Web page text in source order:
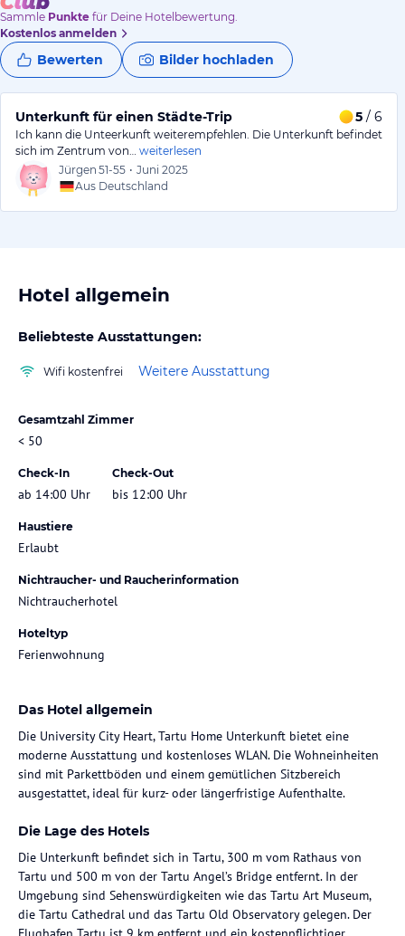
Sammle Punkte für Deine Hotelbewertung.
Kostenlos anmelden
Bewerten Bilder hochladen
Unterkunft für einen Städte-Trip 5 / 6
Ich kann die Unteerkunft weiterempfehlen. Die Unterkunft befindet
sich im Zentrum von…
weiterlesen
Jürgen 51-55 • Juni 2025
Aus Deutschland
Hotel allgemein
Beliebteste Ausstattungen:
Wifi kostenfrei Weitere Ausstattung
Gesamtzahl Zimmer
< 50
Check-In
ab 14:00 Uhr
Check-Out
bis 12:00 Uhr
Haustiere
Erlaubt
Nichtraucher- und Raucherinformation
Nichtraucherhotel
Hoteltyp
Ferienwohnung
Das Hotel allgemein
Die University City Heart, Tartu Home Unterkunft bietet eine
moderne Ausstattung und kostenloses WLAN. Die Wohneinheiten
sind mit Parkettböden und einem gemütlichen Sitzbereich
ausgestattet, ideal für kurz- oder längerfristige Aufenthalte.
Die Lage des Hotels
Die Unterkunft befindet sich in Tartu, 300 m vom Rathaus von
Tartu und 500 m von der Tartu Angel’s Bridge entfernt. In der
Umgebung sind Sehenswürdigkeiten wie das Tartu Art Museum,
die Tartu Cathedral und das Tartu Old Observatory gelegen. Der